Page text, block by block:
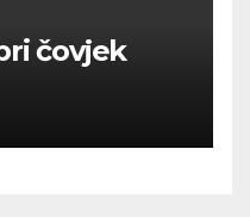
čovjek